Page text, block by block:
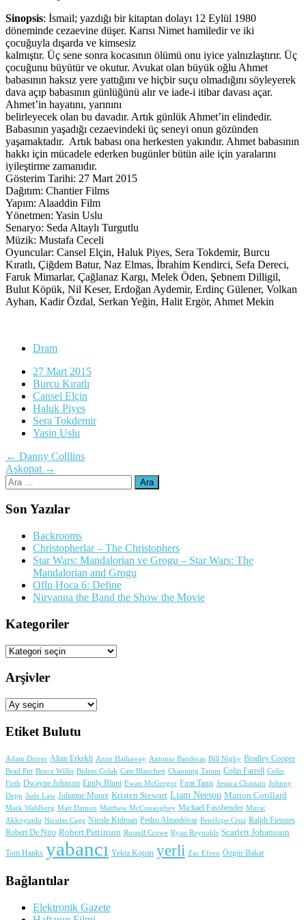
Sinopsis: İsmail; yazdığı bir kitaptan dolayı 12 Eylül 1980
döneminde cezaevine düşer. Karısı Nimet hamiledir ve iki
çocuğuyla dışarda ve kimsesiz
kalmıştır. Üç sene sonra kocasının ölümü onu iyice yalnızlaştırır. Üç
çocuğunu büyütür ve okutur. Avukat olan büyük oğlu Ahmet
babasının haksız yere yattığını ve hiçbir suçu olmadığını söyleyerek
dava açıp babasının günlüğünü alır ve iade-i itibar davası açar.
Ahmet’in hayatını, yarınını
belirleyecek olan bu davadır. Artık günlük Ahmet’in elindedir.
Babasının yaşadığı cezaevindeki üç seneyi onun gözünden
yaşamaktadır. Artık babası ona herkesten yakındır. Ahmet babasının
hakkı için mücadele ederken bugünler bütün aile için yaralarını
iyileştirme zamanıdır.
Gösterim Tarihi: 27 Mart 2015
Dağıtım: Chantier Films
Yapım: Alaaddin Film
Yönetmen: Yasin Uslu
Senaryo: Seda Altaylı Turgutlu
Müzik: Mustafa Ceceli
Oyuncular: Cansel Elçin, Haluk Piyes, Sera Tokdemir, Burcu
Kıratlı, Çiğdem Batur, Naz Elmas, İbrahim Kendirci, Sefa Dereci,
Faruk Mimarlar, Çağlanaz Kargı, Melek Öden, Şebnem Dilligil,
Bulut Köpük, Nil Keser, Erdoğan Aydemir, Erdinç Gülener, Volkan
Ayhan, Kadir Özdal, Serkan Yeğin, Halit Ergör, Ahmet Mekin
Dram
27 Mart 2015
Burcu Kıratlı
Cansel Elçin
Haluk Piyes
Sera Tokdemir
Yasin Uslu
Yazı
dolaşımı
← Danny Colllins
Aşkopat →
Arama:
Son Yazılar
Backrooms
Christopherlar – The Christophers
Star Wars: Mandalorian ve Grogu – Star Wars: The
Mandalorian and Grogu
Oflu Hoca 6: Define
Nirvanna the Band the Show the Movie
Kategoriler
Kategoriler
Arşivler
Arşivler
Etiket Bulutu
Adam Driver Altan Erkekli Anne Hathaway Antonio Banderas Bill Nighy Bradley Cooper
Brad Pitt Bruce Willis Bülent Çolak Cate Blanchett Channing Tatum Colin Farrell Colin
Firth Dwayne Johnson Emily Blunt Ewan McGregor Fırat Tanış Jessica Chastain Johnny
Depp Jude Law Julianne Moore Kristen Stewart Liam Neeson Marion Cotillard
Mark Wahlberg Matt Damon Matthew McConaughey Michael Fassbender Murat
Akkoyunlu Nicolas Cage Nicole Kidman Pedro Almodóvar Penélope Cruz Ralph Fiennes
Robert De Niro Robert Pattinson Russell Crowe Ryan Reynolds Scarlett Johansson
Tom Hanks yabancı Yekta Kopan yerli Zac Efron Özgür Bakar
Bağlantılar
Elektronik Gazete